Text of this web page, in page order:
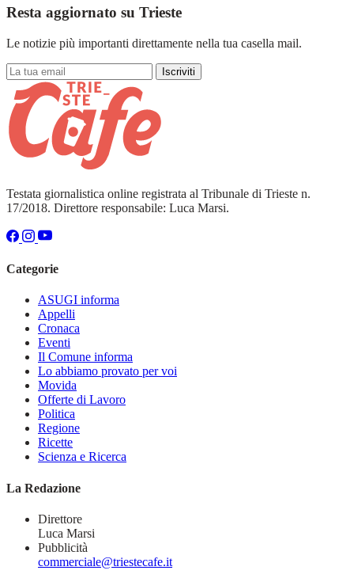
Resta aggiornato su Trieste
Le notizie più importanti direttamente nella tua casella mail.
Iscriviti
Testata giornalistica online registrata al Tribunale di Trieste n.
17/2018. Direttore responsabile: Luca Marsi.
Categorie
ASUGI informa
Appelli
Cronaca
Eventi
Il Comune informa
Lo abbiamo provato per voi
Movida
Offerte di Lavoro
Politica
Regione
Ricette
Scienza e Ricerca
La Redazione
Direttore
Luca Marsi
Pubblicità
commerciale@triestecafe.it